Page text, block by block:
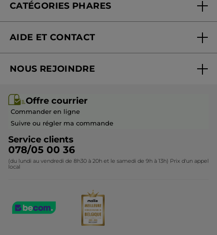
Blog Act Beautiful
CATÉGORIES PHARES
Promotions
Idées cadeaux
Collection de Noël
AIDE ET CONTACT
Mes cadeaux
Questions & Réponses
Contactez-nous
NOUS REJOINDRE
Devenir franchisé ou gérant
Offre courrier
Commander en ligne
Suivre ou régler ma commande
Service clients
078/05 00 36
(du lundi au vendredi de 8h30 à 20h et le samedi de 9h à 13h) Prix d'un appel
local